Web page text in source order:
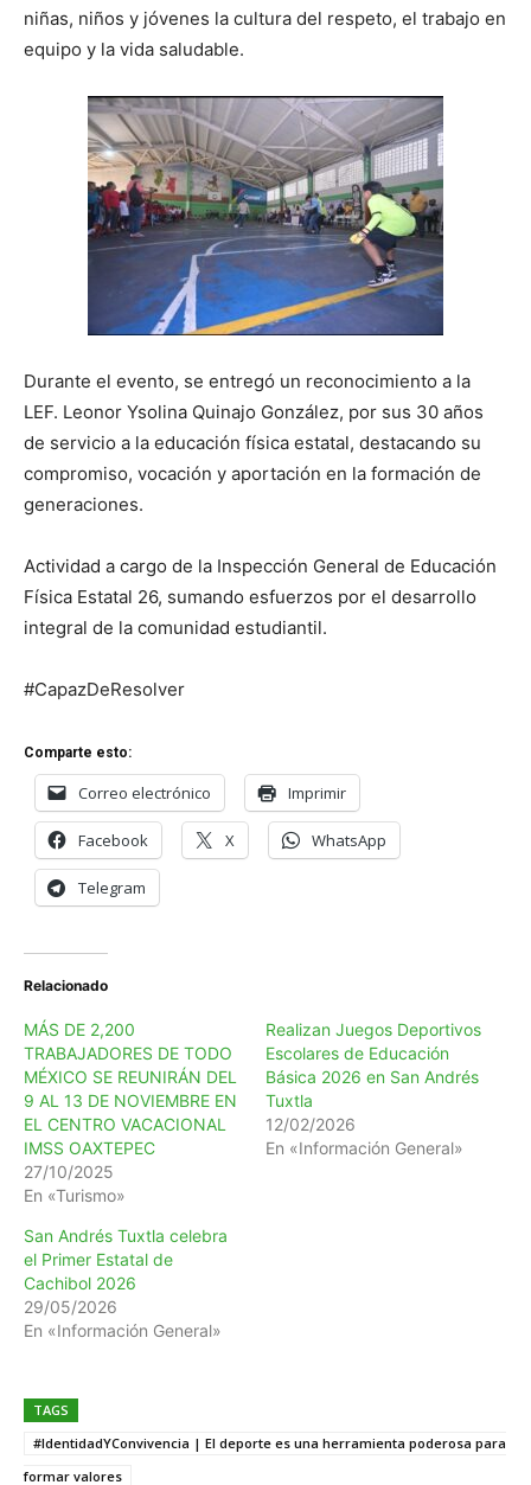
niñas, niños y jóvenes la cultura del respeto, el trabajo en
equipo y la vida saludable.
Durante el evento, se entregó un reconocimiento a la
LEF. Leonor Ysolina Quinajo González, por sus 30 años
de servicio a la educación física estatal, destacando su
compromiso, vocación y aportación en la formación de
generaciones.
Actividad a cargo de la Inspección General de Educación
Física Estatal 26, sumando esfuerzos por el desarrollo
integral de la comunidad estudiantil.
#CapazDeResolver
Comparte esto:
Correo electrónico Imprimir
Facebook X WhatsApp
Telegram
Relacionado
MÁS DE 2,200
TRABAJADORES DE TODO
MÉXICO SE REUNIRÁN DEL
9 AL 13 DE NOVIEMBRE EN
EL CENTRO VACACIONAL
IMSS OAXTEPEC
27/10/2025
En «Turismo»
Realizan Juegos Deportivos
Escolares de Educación
Básica 2026 en San Andrés
Tuxtla
12/02/2026
En «Información General»
San Andrés Tuxtla celebra
el Primer Estatal de
Cachibol 2026
29/05/2026
En «Información General»
TAGS
#IdentidadYConvivencia | El deporte es una herramienta poderosa para
formar valores